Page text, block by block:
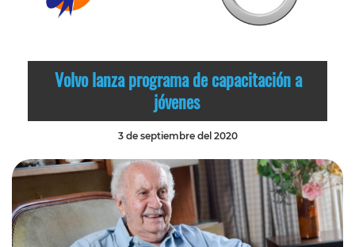
Volvo lanza programa de capacitación a
jóvenes
3 de septiembre del 2020